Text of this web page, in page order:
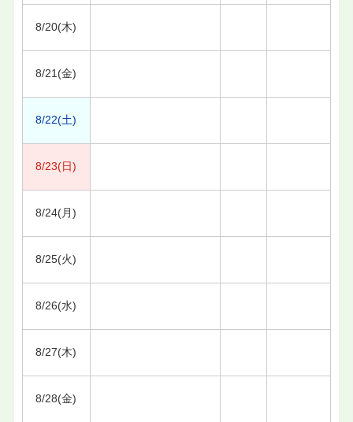
8/20(木)
8/21(金)
8/22(土)
8/23(日)
8/24(月)
8/25(火)
8/26(水)
8/27(木)
8/28(金)